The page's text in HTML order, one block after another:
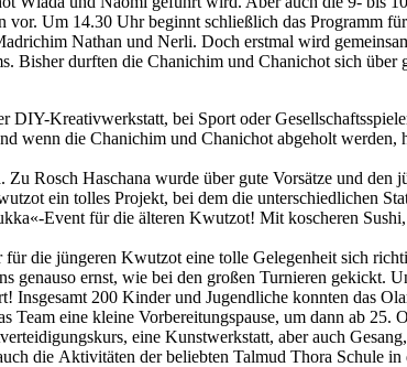
Um 14.30 Uhr beginnt schließlich das Programm
Nathan und Nerli. Doch erstmal wird
Bisher durften die Chanichim und Chanichot sich
DIY-Kreativwerkstatt, bei Sport oder
wenn die Chanichim und Chanichot abgeholt
Rosch Haschana wurde über gute Vorsätze und
ein tolles Projekt, bei dem die unterschiedlichen
Event für die älteren Kwutzot! Mit koscheren
die jüngeren Kwutzot eine tolle Gelegenheit sich
ernst, wie bei den großen Turnieren gekickt.
200 Kinder und Jugendliche konnten das
Team eine kleine Vorbereitungspause, um dann ab
eine Kunstwerkstatt, aber auch
die Aktivitäten der beliebten Talmud Thora Schule